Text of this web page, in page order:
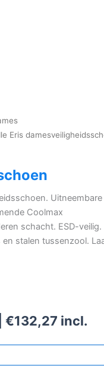
Eris
Uitneembare
Coolmax
schacht. ESD-veilig.
stalen tussenzool.
€132,27 incl.